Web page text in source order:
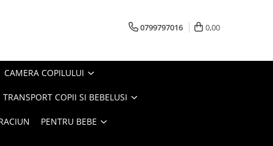
0799797016 0,00
CAMERA COPILULUI
COPII SI BEBELUSI
PENTRU BEBE